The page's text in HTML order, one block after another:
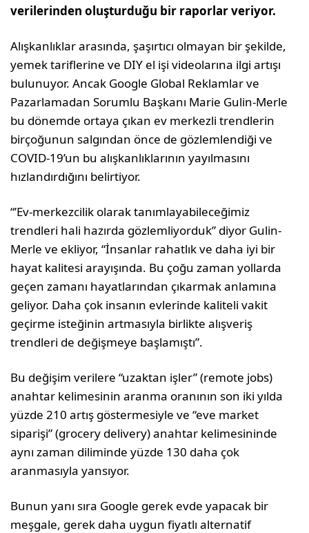
verilerinden oluşturduğu bir raporlar veriyor.
Alışkanlıklar arasında, şaşırtıcı olmayan bir şekilde,
yemek tariflerine ve DIY el işi videolarına ilgi artışı
bulunuyor. Ancak Google Global Reklamlar ve
Pazarlamadan Sorumlu Başkanı Marie Gulin-Merle
bu dönemde ortaya çıkan ev merkezli trendlerin
birçoğunun salgından önce de gözlemlendiği ve
COVID-19’un bu alışkanlıklarının yayılmasını
hızlandırdığını belirtiyor.
“’Ev-merkezcilik olarak tanımlayabileceğimiz
trendleri hali hazırda gözlemliyorduk” diyor Gulin-
Merle ve ekliyor, “İnsanlar rahatlık ve daha iyi bir
hayat kalitesi arayışında. Bu çoğu zaman yollarda
geçen zamanı hayatlarından çıkarmak anlamına
geliyor. Daha çok insanın evlerinde kaliteli vakit
geçirme isteğinin artmasıyla birlikte alışveriş
trendleri de değişmeye başlamıştı”.
Bu değişim verilere “uzaktan işler” (remote jobs)
anahtar kelimesinin aranma oranının son iki yılda
yüzde 210 artış göstermesiyle ve “eve market
siparişi” (grocery delivery) anahtar kelimesininde
aynı zaman diliminde yüzde 130 daha çok
aranmasıyla yansıyor.
Bunun yanı sıra Google gerek evde yapacak bir
meşgale, gerek daha uygun fiyatlı alternatif